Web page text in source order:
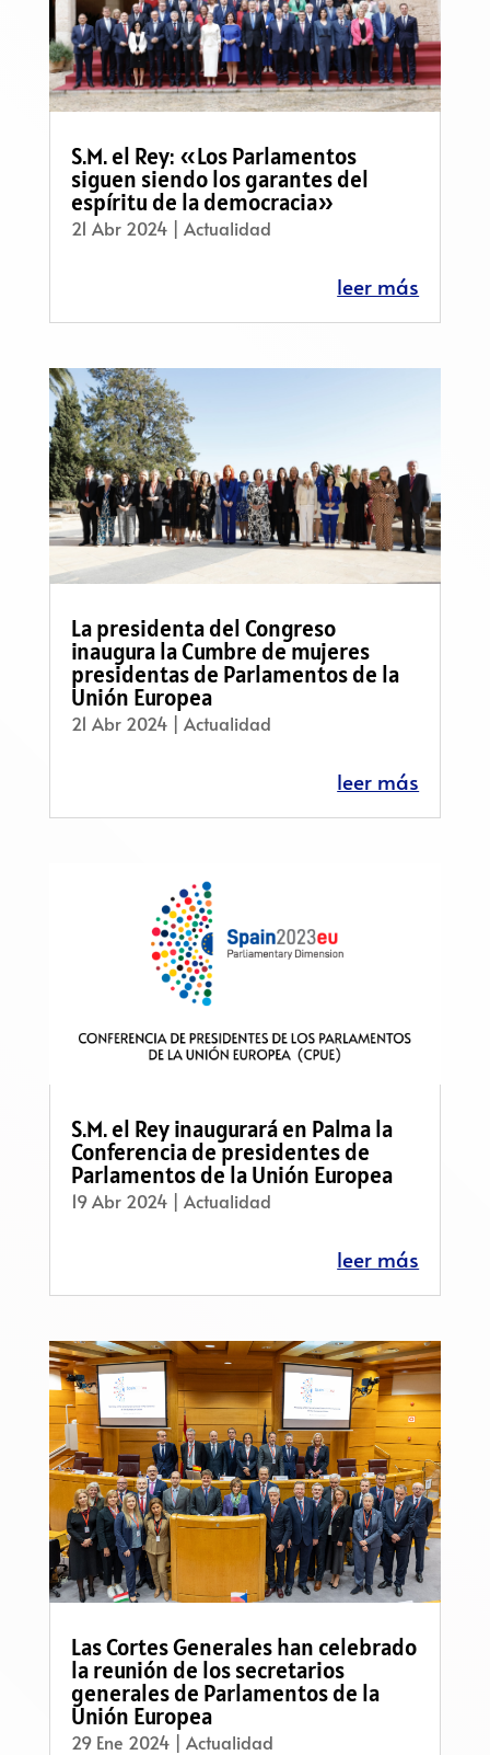
S.M. el Rey: «Los Parlamentos
siguen siendo los garantes del
espíritu de la democracia»
21 Abr 2024| Actualidad
leer más
La presidenta del Congreso
inaugura la Cumbre de mujeres
presidentas de Parlamentos de la
Unión Europea
21 Abr 2024| Actualidad
leer más
S.M. el Rey inaugurará en Palma la
Conferencia de presidentes de
Parlamentos de la Unión Europea
19 Abr 2024| Actualidad
leer más
Las Cortes Generales han celebrado
la reunión de los secretarios
generales de Parlamentos de la
Unión Europea
29 Ene 2024| Actualidad